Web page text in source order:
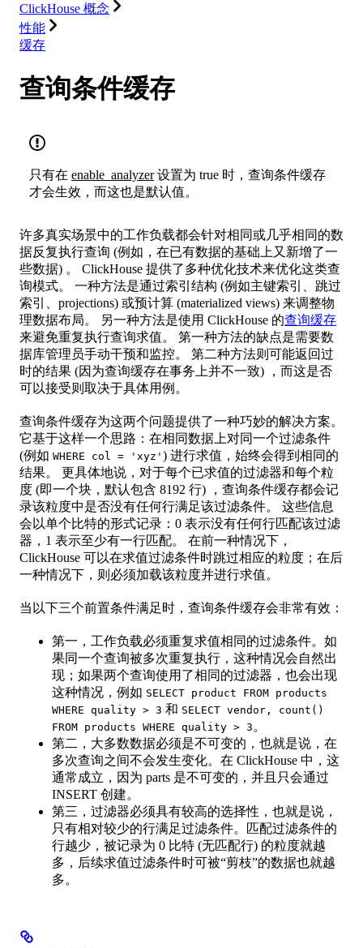
ClickHouse 概念
性能
缓存
查询条件缓存
只有在 enable_analyzer设置为 true 时，查询条件缓存
才会生效，而这也是默认值。
许多真实场景中的工作负载都会针对相同或几乎相同的数
据反复执行查询 (例如，在已有数据的基础上又新增了一
些数据) 。 ClickHouse 提供了多种优化技术来优化这类查
询模式。 一种方法是通过索引结构 (例如主键索引、跳过
索引、projections) 或预计算 (materialized views) 来调整物
理数据布局。 另一种方法是使用 ClickHouse 的查询缓存
来避免重复执行查询求值。 第一种方法的缺点是需要数
据库管理员手动干预和监控。 第二种方法则可能返回过
时的结果 (因为查询缓存在事务上并不一致) ，而这是否
可以接受则取决于具体用例。
查询条件缓存为这两个问题提供了一种巧妙的解决方案。
它基于这样一个思路：在相同数据上对同一个过滤条件
(例如 WHERE col = 'xyz' ) 进行求值，始终会得到相同的
结果。 更具体地说，对于每个已求值的过滤器和每个粒
度 (即一个块，默认包含 8192 行) ，查询条件缓存都会记
录该粒度中是否没有任何行满足该过滤条件。 这些信息
会以单个比特的形式记录：0 表示没有任何行匹配该过滤
器，1 表示至少有一行匹配。 在前一种情况下，
ClickHouse 可以在求值过滤条件时跳过相应的粒度；在后
一种情况下，则必须加载该粒度并进行求值。
当以下三个前置条件满足时，查询条件缓存会非常有效：
第一，工作负载必须重复求值相同的过滤条件。如
果同一个查询被多次重复执行，这种情况会自然出
现；如果两个查询使用了相同的过滤器，也会出现
这种情况，例如 SELECT product FROM products
WHERE quality > 3 和 SELECT vendor, count()
FROM products WHERE quality > 3 。
第二，大多数数据必须是不可变的，也就是说，在
多次查询之间不会发生变化。在 ClickHouse 中，这
通常成立，因为 parts 是不可变的，并且只会通过
INSERT 创建。
第三，过滤器必须具有较高的选择性，也就是说，
只有相对较少的行满足过滤条件。匹配过滤条件的
行越少，被记录为 0 比特 (无匹配行) 的粒度就越
多，后续求值过滤条件时可被“剪枝”的数据也就越
多。